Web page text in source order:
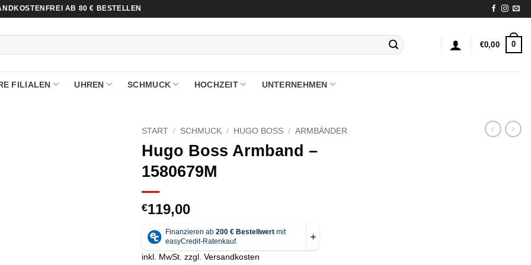
AB 80 € BESTELLEN
€0,00 0
FILIALEN UHREN SCHMUCK HOCHZEIT UNTERNEHMEN
START / SCHMUCK / HUGO BOSS / ARMBÄNDER
Hugo Boss Armband –
1580679M
€119,00
inkl. MwSt. zzgl. Versandkosten